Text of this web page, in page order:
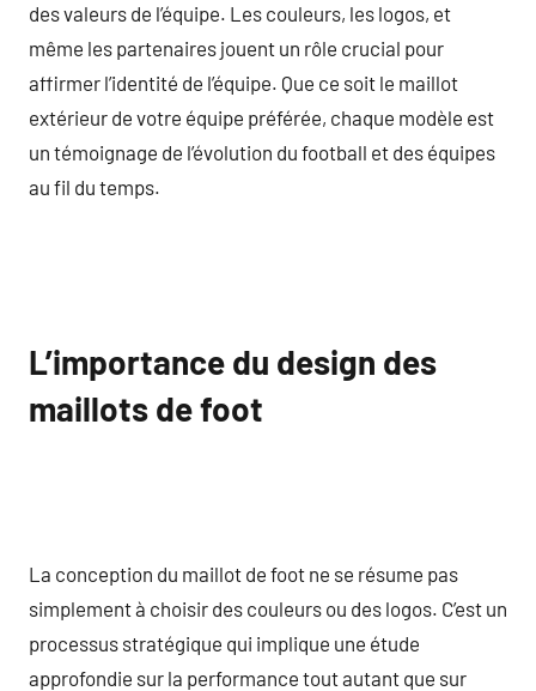
des valeurs de l’équipe. Les couleurs, les logos, et
même les partenaires jouent un rôle crucial pour
affirmer l’identité de l’équipe. Que ce soit le maillot
extérieur de votre équipe préférée, chaque modèle est
un témoignage de l’évolution du football et des équipes
au fil du temps.
L’importance du design des
maillots de foot
La conception du maillot de foot ne se résume pas
simplement à choisir des couleurs ou des logos. C’est un
processus stratégique qui implique une étude
approfondie sur la performance tout autant que sur